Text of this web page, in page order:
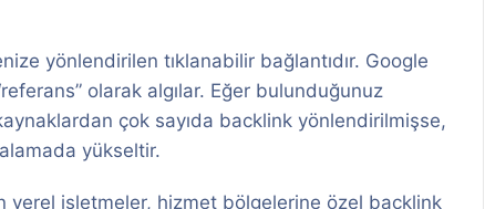
yönlendirilen tıklanabilir bağlantıdır. Google
olarak algılar. Eğer bulunduğunuz
çok sayıda backlink yönlendirilmişse,
yükseltir.
yerel işletmeler, hizmet bölgelerine özel backlink